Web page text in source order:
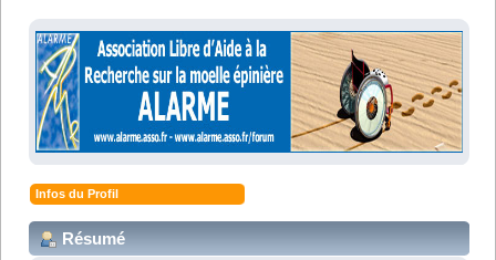
Infos du Profil
Résumé